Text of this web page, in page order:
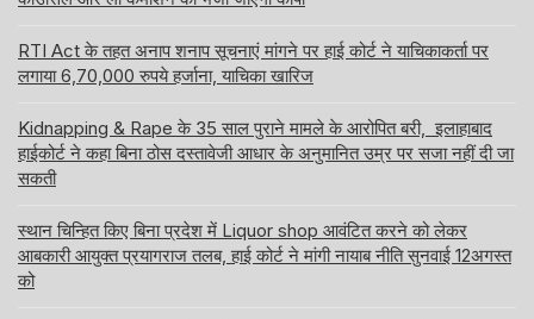
RTI Act के तहत अनाप शनाप सूचनाएं मांगने पर हाई कोर्ट ने याचिकाकर्ता पर
लगाया 6,70,000 रुपये हर्जाना, याचिका खारिज
Kidnapping & Rape के 35 साल पुराने मामले के आरोपित बरी, इलाहाबाद
हाईकोर्ट ने कहा बिना ठोस दस्तावेजी आधार के अनुमानित उम्र पर सजा नहीं दी जा
सकती
स्थान चिन्हित किए बिना प्रदेश में Liquor shop आवंटित करने को लेकर
आबकारी आयुक्त प्रयागराज तलब, हाई कोर्ट ने मांगी नायाब नीति सुनवाई 12अगस्त
को